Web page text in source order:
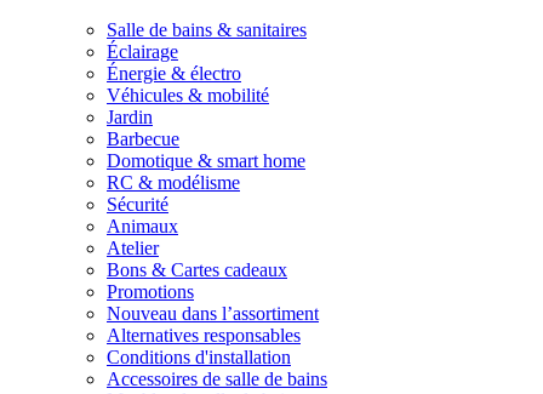
Salle de bains & sanitaires
Éclairage
Énergie & électro
Véhicules & mobilité
Jardin
Barbecue
Domotique & smart home
RC & modélisme
Sécurité
Animaux
Atelier
Bons & Cartes cadeaux
Promotions
Nouveau dans l’assortiment
Alternatives responsables
Conditions d'installation
Accessoires de salle de bains